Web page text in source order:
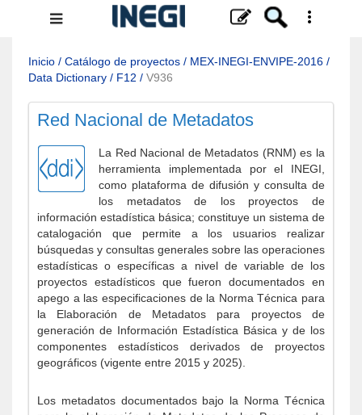
Menú
navegación
Inicio / Catálogo de proyectos / MEX-INEGI-ENVIPE-2016 /
Data Dictionary / F12 / V936
Red Nacional de Metadatos
La Red Nacional de Metadatos (RNM) es la
herramienta implementada por el INEGI,
como plataforma de difusión y consulta de
los metadatos de los proyectos de
información estadística básica; constituye un sistema de
catalogación que permite a los usuarios realizar
búsquedas y consultas generales sobre las operaciones
estadísticas o específicas a nivel de variable de los
proyectos estadísticos que fueron documentados en
apego a las especificaciones de la Norma Técnica para
la Elaboración de Metadatos para proyectos de
generación de Información Estadística Básica y de los
componentes estadísticos derivados de proyectos
geográficos (vigente entre 2015 y 2025).
Los metadatos documentados bajo la Norma Técnica